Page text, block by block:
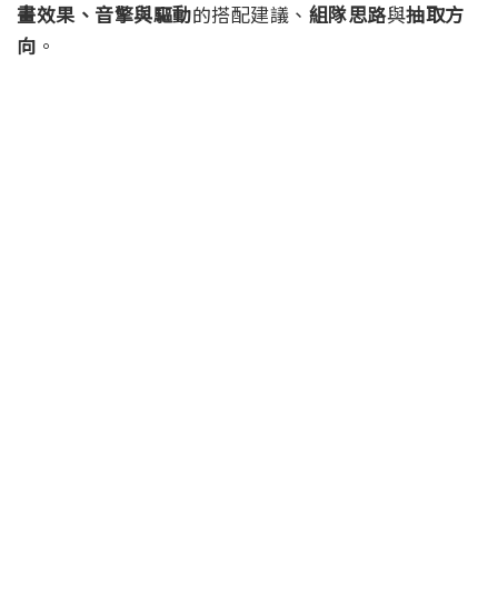
畫效果、音擎與驅動的搭配建議、 組隊思路與抽取方
向 。